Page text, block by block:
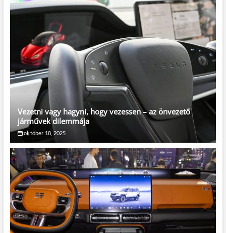
Vezetni vagy hagyni, hogy vezessen – az önvezető
járművek dilemmája
október 18, 2025